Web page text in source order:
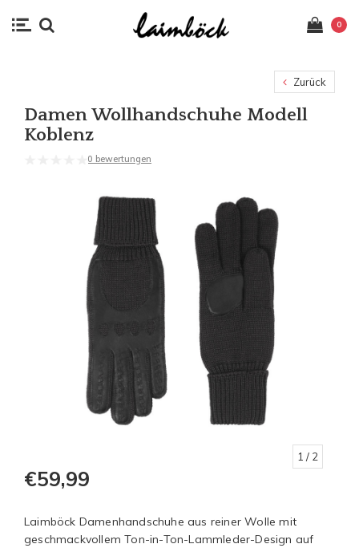
0
Zurück
Damen Wollhandschuhe Modell
Koblenz
0 bewertungen
1 / 2
€59,99
Laimböck Damenhandschuhe aus reiner Wolle mit
geschmackvollem Ton-in-Ton-Lammleder-Design auf